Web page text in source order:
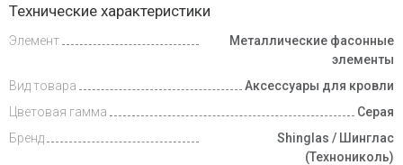
и оплата
Технические характеристики
Элемент
Металлические фасонные
элементы
Вид товара
Аксессуары для кровли
Цветовая гамма
Серая
Бренд
Shinglas / Шинглас
(Технониколь)